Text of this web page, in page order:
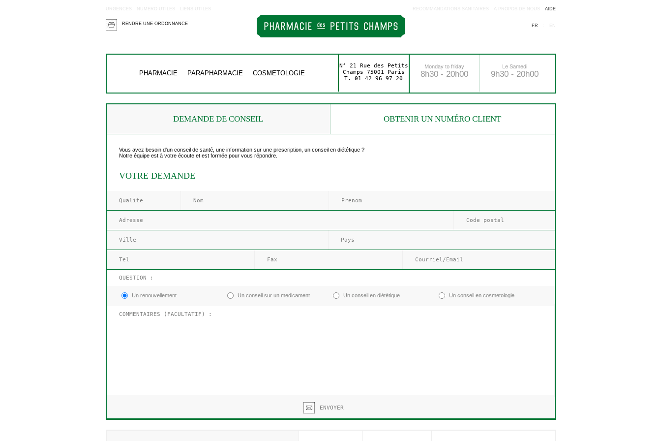
URGENCES NUMERO UTILES LIENS UTILES
RENDRE UNE ORDONNANCE
RECOMMANDATIONS SANITAIRES A PROPOS DE NOUS AIDE
FR
PHARMACIE PARAPHARMACIE COSMETOLOGIE
N° 21 Rue des Petits
Champs 75001 Paris
T. 01 42 96 97 20
Monday to friday
8h30 - 20h00
Le Samedi
9h30 - 20h00
DEMANDE DE CONSEIL OBTENIR UN NUMÉRO CLIENT
Vous avez besoin d'un conseil de santé, une information sur une prescription, un conseil en diététique ?
Notre équipe est à votre écoute et est formée pour vous répondre.
VOTRE DEMANDE
QUESTION :
Un renouvellement Un conseil sur un medicament Un conseil en diététique Un conseil en cosmetologie
ENVOYER